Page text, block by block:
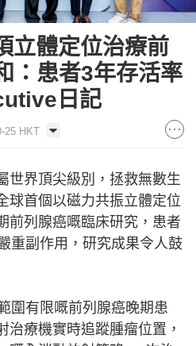
立體定位治療前
：患者3年存活率
日記
25 HKT
界頂尖級別，拯救無數生
球首個以磁力共振立體定位
前列腺癌嘅臨床研究，患者
重副作用，研究成果令人鼓
有限嘅前列腺癌晚期患
治療機實時追蹤腫瘤位置，